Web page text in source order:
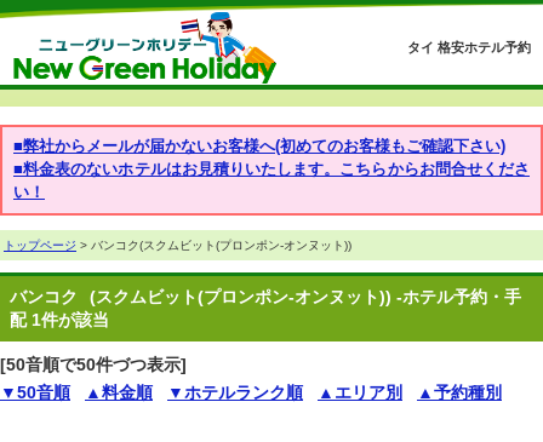
タイ 格安ホテル予約
■弊社からメールが届かないお客様へ(初めてのお客様もご確認下さい)
■料金表のないホテルはお見積りいたします。こちらからお問合せくださ
い！
トップページ > バンコク(スクムビット(プロンポン-オンヌット))
バンコク
(スクムビット(プロンポン-オンヌット)) -ホテル予約・手
配 1件が該当
[50音順で50件づつ表示]
▼50音順
▲料金順 ▼ホテルランク順 ▲エリア別 ▲予約種別